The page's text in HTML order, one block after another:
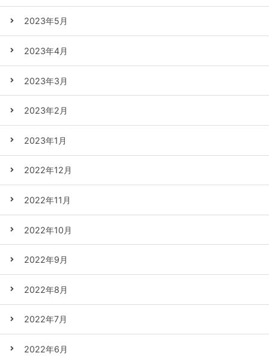
2023年5月
2023年4月
2023年3月
2023年2月
2023年1月
2022年12月
2022年11月
2022年10月
2022年9月
2022年8月
2022年7月
2022年6月